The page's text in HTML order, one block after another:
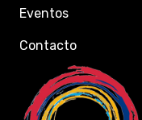
Eventos
Contacto